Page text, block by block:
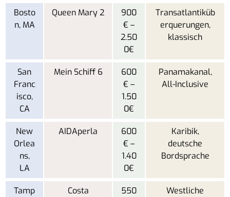
Bosto
n, MA
Queen Mary 2
900
€ –
2.50
0€
Transatlantiküb
erquerungen,
klassisch
San
Franc
isco,
CA
Mein Schiff 6
600
€ –
1.50
0€
Panamakanal,
All-Inclusive
New
Orlea
ns,
LA
AIDAperla
600
€ –
1.40
0€
Karibik,
deutsche
Bordsprache
Tamp
Costa
550
Westliche